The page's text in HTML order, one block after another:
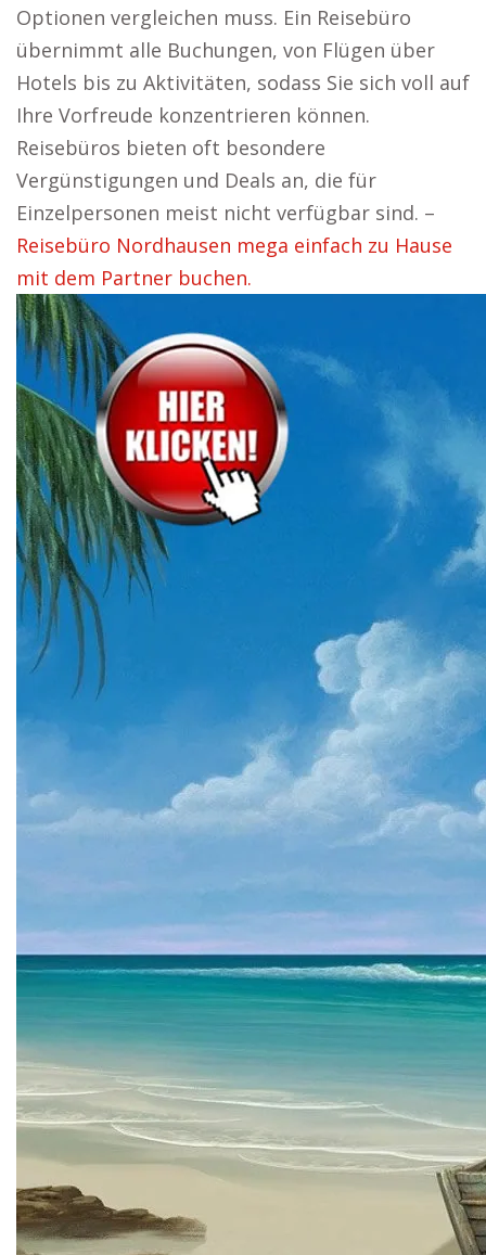
Optionen vergleichen muss. Ein Reisebüro
übernimmt alle Buchungen, von Flügen über
Hotels bis zu Aktivitäten, sodass Sie sich voll auf
Ihre Vorfreude konzentrieren können.
Reisebüros bieten oft besondere
Vergünstigungen und Deals an, die für
Einzelpersonen meist nicht verfügbar sind. –
Reisebüro Nordhausen mega einfach zu Hause
mit dem Partner buchen.